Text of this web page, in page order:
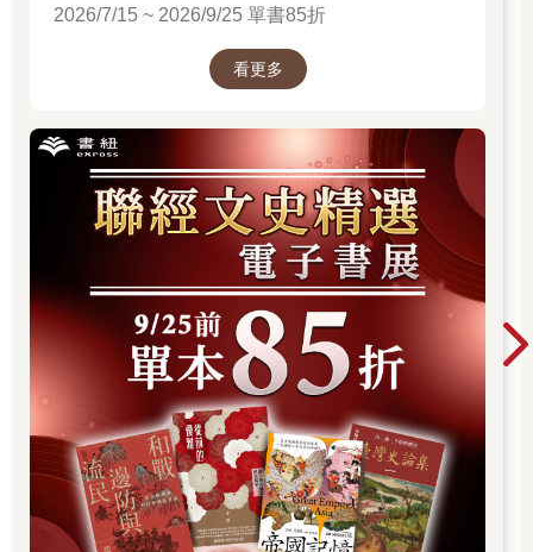
「說出這些古蹟背後的故事」，是這本書最核心的目標。因此，
建築形制的考察，作家或許不如專家學者。但我們所寄望於作家
的，是消化了專家學者的研究成果之後，以生動的文筆，將古蹟
勳、熊一蘋、謝宜安、班與唐、何玟珒的作家團隊，分別撰寫不
同古蹟的故事。這些作家的文學養成都在解嚴之後，對於臺灣史
的接觸與興趣，普遍比戒嚴時期的作家更高一些。他們以各自不
同的觀點與風格，為這些流傳百年以上的歷史故事注入新意，相
信能讓親屢其地、遊覽古蹟的讀者，更增添許多「看點」與樂
除了按書索驥，一邊遊覽古蹟一邊對照歷史故事之外，純粹閱讀
本書也別有一番的趣味。我個人最推薦的，是將這本書當成一系
列「短篇連作小說」來讀。「短篇連作小說」是一種文學形式，
意思是一本書當中的每一個短篇小說都可以獨立閱讀、前後互不
相屬；但是，作者卻在各篇章之中，埋下了彼此相關的線索，從
而產生「這是同一個世界觀！」的立體感。
本書雖然不是小說、也沒有刻意去埋設線索，但由於臺灣史的各
個階段本就環環相扣，因此在每位作家完稿之後，竟自然而然形
成了「短篇連作」一般交叉藏閃的結構。讀者只要稍加留心，應
該很容易就會有「這個人怎麼又出現了」、「剛剛那座砲台原來
2026/7/15 ~ 2026/9/25 單書85折
看更多